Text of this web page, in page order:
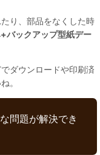
り、部品をなくした時
バックアップ型紙デー
ダウンロードや印刷済
。
問題が解決でき